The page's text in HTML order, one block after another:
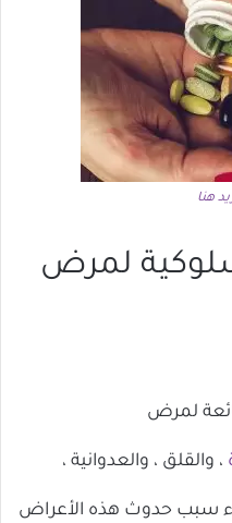
هنا
لمرض
لمرض
، والقلق ، والعدوانية ،
سبب حدوث هذه الأعراض